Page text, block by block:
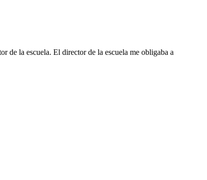
de la escuela. El director de la escuela me obligaba a